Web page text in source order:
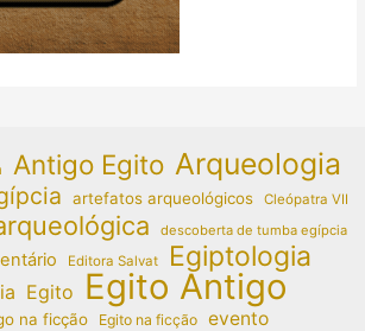
Antigo Egito Arqueologia
artefatos arqueológicos Cleópatra VII
descoberta de tumba egípcia
Editora Salvat Egiptologia
Egito Egito Antigo
na ficção Egito na ficção evento